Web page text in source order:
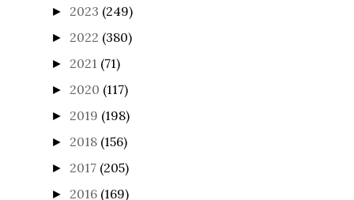
► 2023 (249)
► 2022 (380)
► 2021 (71)
► 2020 (117)
► 2019 (198)
► 2018 (156)
► 2017 (205)
► 2016 (169)